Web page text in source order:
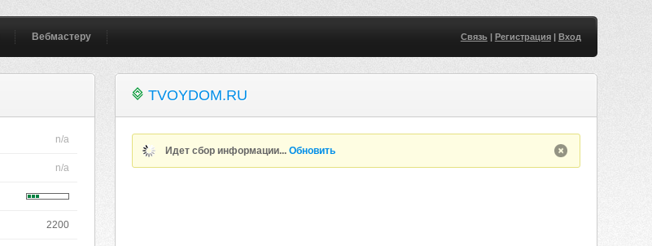
Вебмастеру Связь| Регистрация| Вход
n/a
n/a
2200
TVOYDOM.RU
Идет сбор информации...Обновить